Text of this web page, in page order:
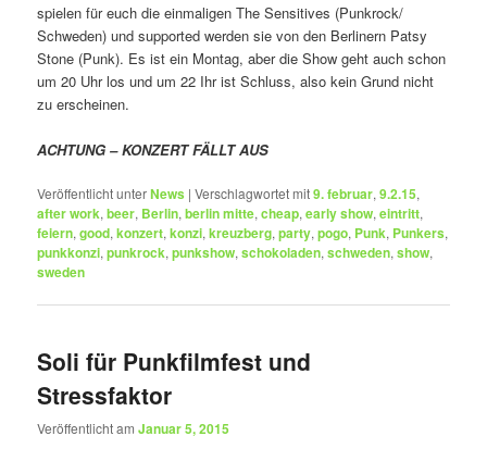
spielen für euch die einmaligen The Sensitives (Punkrock/
Schweden) und supported werden sie von den Berlinern Patsy
Stone (Punk). Es ist ein Montag, aber die Show geht auch schon
um 20 Uhr los und um 22 Ihr ist Schluss, also kein Grund nicht
zu erscheinen.
ACHTUNG – KONZERT FÄLLT AUS
Veröffentlicht unterNews |Verschlagwortet mit9. februar,9.2.15,
after work,beer, Berlin,berlin mitte,cheap,early show,eintritt,
feiern,good,konzert,konzi,kreuzberg,party,pogo, Punk, Punkers,
punkkonzi,punkrock,punkshow,schokoladen,schweden,show,
sweden
Soli für Punkfilmfest und
Stressfaktor
Veröffentlicht amJanuar 5, 2015